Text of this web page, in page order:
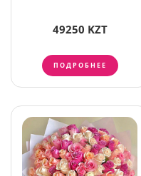
49250 KZT
ПОДРОБНЕЕ